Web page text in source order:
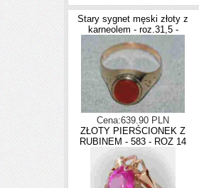
Stary sygnet męski złoty z
karneolem - roz.31,5 -
Cena:639.90 PLN
ZŁOTY PIERŚCIONEK Z
RUBINEM - 583 - ROZ 14